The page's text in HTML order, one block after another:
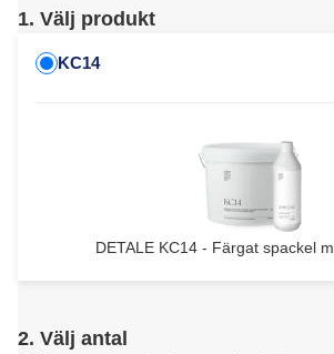
1. Välj produkt
KC14
DETALE KC14 - Färgat spackel
2. Välj antal